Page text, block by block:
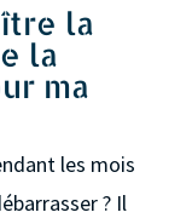
la
la
ma
les mois
? Il